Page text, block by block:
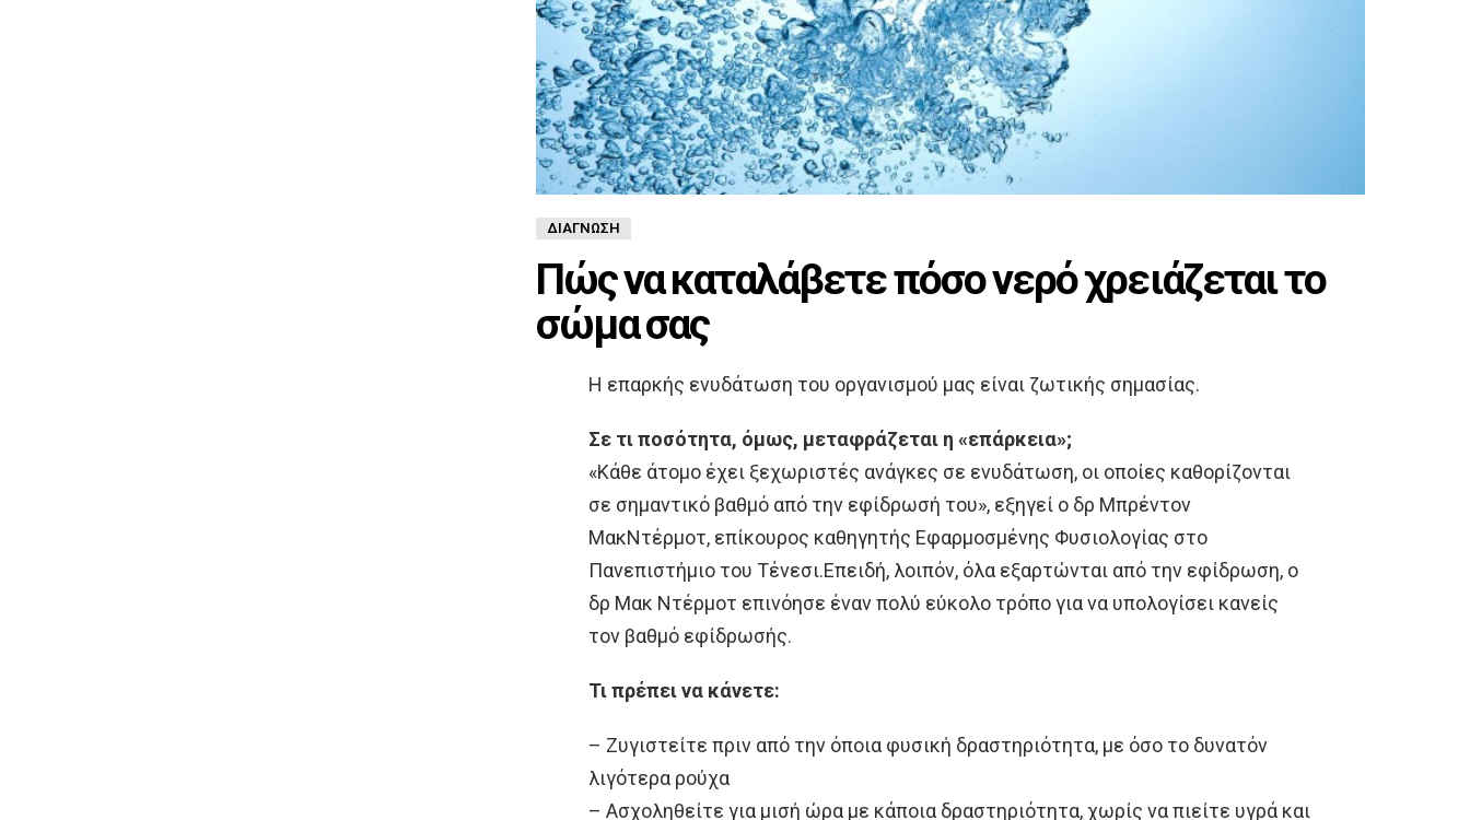
ΔΙΆΓΝΩΣΗ
Πώς να καταλάβετε πόσο νερό χρειάζεται το
σώμα σας
Η επαρκής ενυδάτωση του οργανισμού μας είναι ζωτικής σημασίας.
Σε τι ποσότητα, όμως, μεταφράζεται η «επάρκεια»;
«Κάθε άτομο έχει ξεχωριστές ανάγκες σε ενυδάτωση, οι οποίες καθορίζονται
σε σημαντικό βαθμό από την εφίδρωσή του», εξηγεί ο δρ Μπρέντον
ΜακΝτέρμοτ, επίκουρος καθηγητής Εφαρμοσμένης Φυσιολογίας στο
Πανεπιστήμιο του Τένεσι.Επειδή, λοιπόν, όλα εξαρτώνται από την εφίδρωση, ο
δρ Μακ Ντέρμοτ επινόησε έναν πολύ εύκολο τρόπο για να υπολογίσει κανείς
τον βαθμό εφίδρωσής.
Τι πρέπει να κάνετε:
– Ζυγιστείτε πριν από την όποια φυσική δραστηριότητα, με όσο το δυνατόν
λιγότερα ρούχα
– Ασχοληθείτε για μισή ώρα με κάποια δραστηριότητα, χωρίς να πιείτε υγρά και